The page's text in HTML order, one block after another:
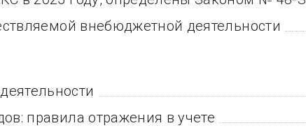
внебюджетной деятельности
правила отражения в учете